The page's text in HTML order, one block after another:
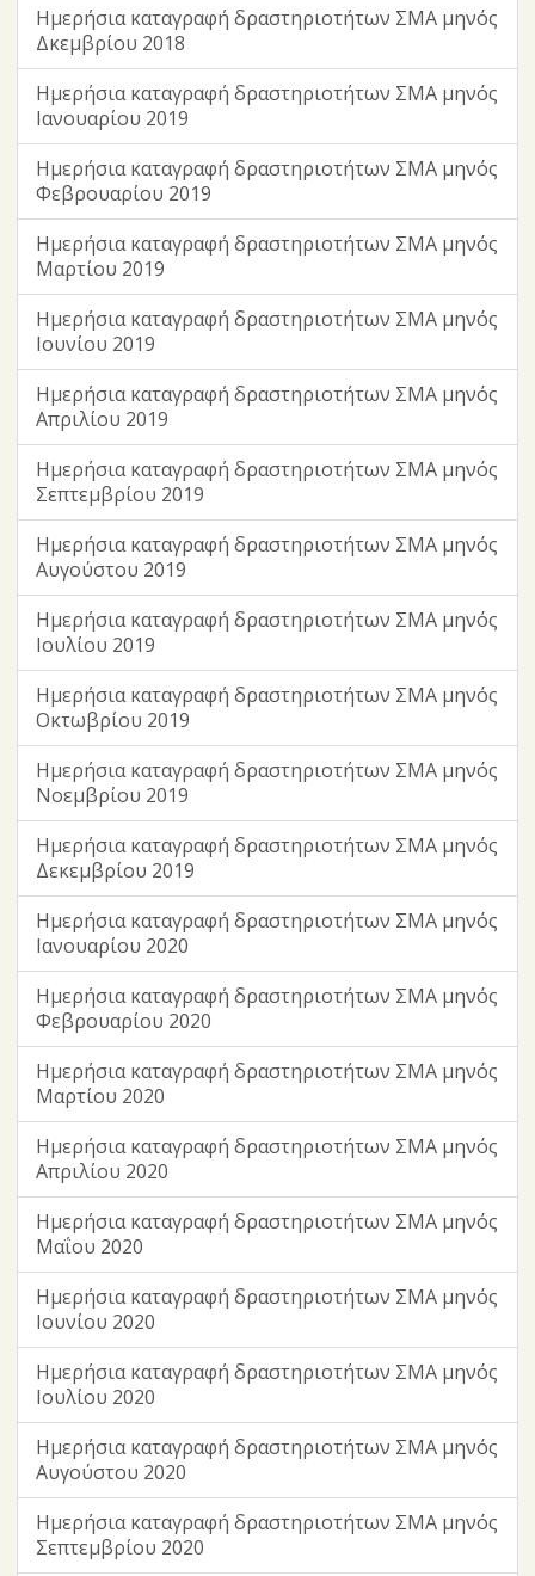
Ημερήσια καταγραφή δραστηριοτήτων ΣΜΑ μηνός
Δκεμβρίου 2018
Ημερήσια καταγραφή δραστηριοτήτων ΣΜΑ μηνός
Ιανουαρίου 2019
Ημερήσια καταγραφή δραστηριοτήτων ΣΜΑ μηνός
Φεβρουαρίου 2019
Ημερήσια καταγραφή δραστηριοτήτων ΣΜΑ μηνός
Μαρτίου 2019
Ημερήσια καταγραφή δραστηριοτήτων ΣΜΑ μηνός
Ιουνίου 2019
Ημερήσια καταγραφή δραστηριοτήτων ΣΜΑ μηνός
Απριλίου 2019
Ημερήσια καταγραφή δραστηριοτήτων ΣΜΑ μηνός
Σεπτεμβρίου 2019
Ημερήσια καταγραφή δραστηριοτήτων ΣΜΑ μηνός
Αυγούστου 2019
Ημερήσια καταγραφή δραστηριοτήτων ΣΜΑ μηνός
Ιουλίου 2019
Ημερήσια καταγραφή δραστηριοτήτων ΣΜΑ μηνός
Οκτωβρίου 2019
Ημερήσια καταγραφή δραστηριοτήτων ΣΜΑ μηνός
Νοεμβρίου 2019
Ημερήσια καταγραφή δραστηριοτήτων ΣΜΑ μηνός
Δεκεμβρίου 2019
Ημερήσια καταγραφή δραστηριοτήτων ΣΜΑ μηνός
Ιανουαρίου 2020
Ημερήσια καταγραφή δραστηριοτήτων ΣΜΑ μηνός
Φεβρουαρίου 2020
Ημερήσια καταγραφή δραστηριοτήτων ΣΜΑ μηνός
Μαρτίου 2020
Ημερήσια καταγραφή δραστηριοτήτων ΣΜΑ μηνός
Απριλίου 2020
Ημερήσια καταγραφή δραστηριοτήτων ΣΜΑ μηνός
Μαΐου 2020
Ημερήσια καταγραφή δραστηριοτήτων ΣΜΑ μηνός
Ιουνίου 2020
Ημερήσια καταγραφή δραστηριοτήτων ΣΜΑ μηνός
Ιουλίου 2020
Ημερήσια καταγραφή δραστηριοτήτων ΣΜΑ μηνός
Αυγούστου 2020
Ημερήσια καταγραφή δραστηριοτήτων ΣΜΑ μηνός
Σεπτεμβρίου 2020